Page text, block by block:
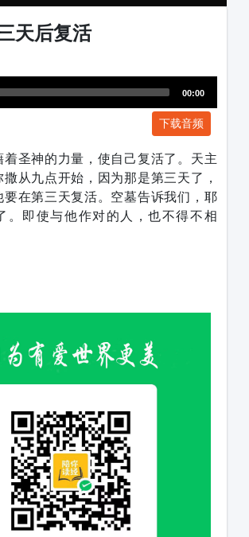
天后复活
00:00
下载音频
着圣神的力量，使自己复活了。天主
从九点开始，因为那是第三天了，
要在第三天复活。空墓告诉我们，耶
。即使与他作对的人，也不得不相